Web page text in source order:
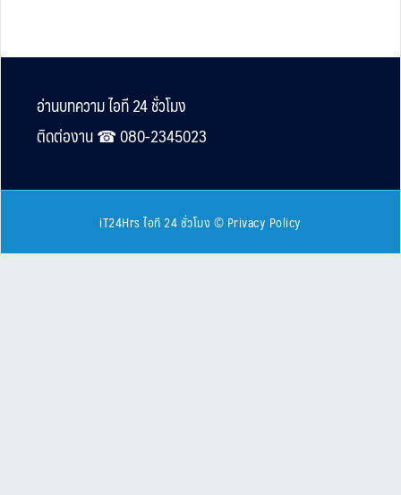
Footer
อ่านบทความ ไอที 24 ชั่วโมง
ติดต่องาน ☎︎ 080-2345023
iT24Hrs ไอที 24 ชั่วโมง © Privacy Policy